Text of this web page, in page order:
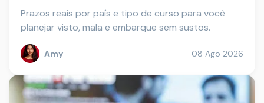
Prazos reais por país e tipo de curso para você
planejar visto, mala e embarque sem sustos.
Amy 08 Ago 2026